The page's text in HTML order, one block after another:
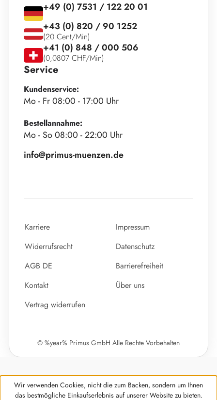
Service
Kundenservice:
Mo - Fr 08:00 - 17:00 Uhr
Bestellannahme:
Mo - So 08:00 - 22:00 Uhr
info@primus-muenzen.de
+49 (0) 7531 / 122 20 01
+43 (0) 820 / 90 1252
(20 Cent/Min)
+41 (0) 848 / 000 506
(0,0807 CHF/Min)
Karriere
Impressum
Widerrufsrecht
Datenschutz
AGB DE
Barrierefreiheit
Kontakt
Über uns
Vertrag widerrufen
© %year% Primus GmbH Alle Rechte Vorbehalten
Wir verwenden Cookies, nicht die zum Backen, sondern um Ihnen
das bestmögliche Einkaufserlebnis auf unserer Website zu bieten.